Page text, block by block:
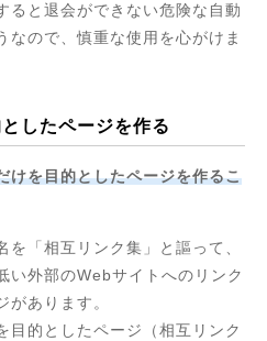
ると退会ができない危険な自動
なので、慎重な使用を心がけま
したページを作る
けを目的としたページを作るこ
「相互リンク集」と謳って、
い外部のWebサイトへのリンク
があります。
目的としたページ（相互リンク